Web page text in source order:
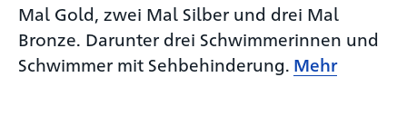
Mal Gold, zwei Mal Silber und drei Mal
Bronze. Darunter drei Schwimmerinnen und
Schwimmer mit Sehbehinderung. Mehr